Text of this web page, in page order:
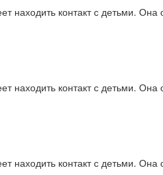
находить контакт с детьми.
находить контакт с детьми.
находить контакт с детьми.